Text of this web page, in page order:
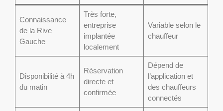
Connaissance
de la Rive
Gauche
Très forte,
entreprise
implantée
localement
Variable selon le
chauffeur
Disponibilité à 4h
du matin
Réservation
directe et
confirmée
Dépend de
l’application et
des chauffeurs
connectés